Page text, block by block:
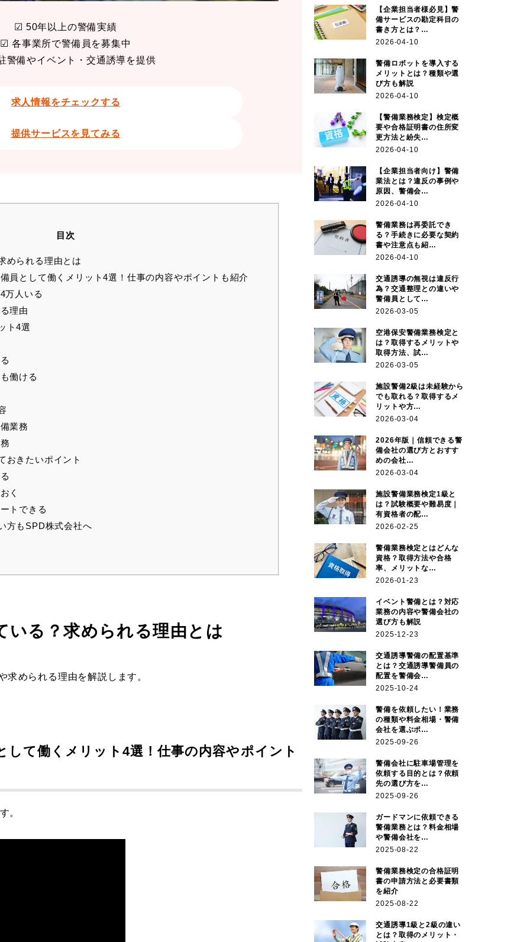
☑ 50年以上の警備実績
☑ 各事業所で警備員を募集中
警備やイベント・交通誘導を提供
求人情報をチェックする
提供サービスを見てみる
目次
められる理由とは
員として働くメリット4選！仕事の内容やポイントも紹介
万人いる
理由
ト4選
働ける
業務
おきたいポイント
く
トできる
方もSPD株式会社へ
いる？求められる理由とは
求められる理由を解説します。
して働くメリット4選！仕事の内容やポイント
。
【企業担当者様必見】警
備サービスの勘定科目の
書き方とは？…
2026-04-10
警備ロボットを導入する
メリットとは？種類や選
び方も解説
2026-04-10
【警備業務検定】検定概
要や合格証明書の住所変
更方法と紛失…
2026-04-10
【企業担当者向け】警備
業法とは？違反の事例や
原因、警備会…
2026-04-10
警備業務は再委託でき
る？手続きに必要な契約
書や注意点も紹…
2026-04-10
交通誘導の無視は違反行
為？交通整理との違いや
警備員として…
2026-03-05
空港保安警備業務検定と
は？取得するメリットや
取得方法、試…
2026-03-05
施設警備2級は未経験から
でも取れる？取得するメ
リットや方…
2026-03-04
2026年版｜信頼できる警
備会社の選び方とおすす
めの会社…
2026-03-04
施設警備業務検定1級と
は？試験概要や難易度｜
有資格者の配…
2026-02-25
警備業務検定とはどんな
資格？取得方法や合格
率、メリットな…
2026-01-23
イベント警備とは？対応
業務の内容や警備会社の
選び方も解説
2025-12-23
交通誘導警備の配置基準
とは？交通誘導警備員の
配置を警備会…
2025-10-24
警備を依頼したい！業務
の種類や料金相場・警備
会社を選ぶポ…
2025-09-26
警備会社に駐車場管理を
依頼する目的とは？依頼
先の選び方を…
2025-09-26
ガードマンに依頼できる
警備業務とは？料金相場
や警備会社を…
2025-08-22
警備業務検定の合格証明
書の申請方法と必要書類
を紹介
2025-08-22
交通誘導1級と2級の違い
とは？取得のメリット・